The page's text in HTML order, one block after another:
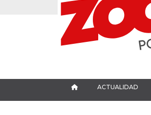
ACTUALIDAD